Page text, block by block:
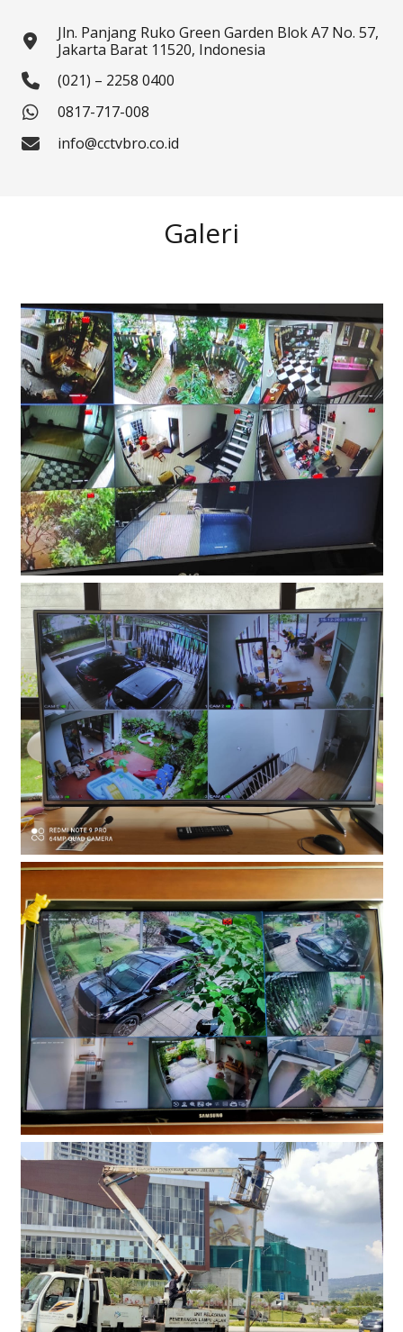
Jln. Panjang Ruko Green Garden Blok A7 No. 57,
Jakarta Barat 11520, Indonesia
(021) – 2258 0400
0817-717-008
info@cctvbro.co.id
Galeri